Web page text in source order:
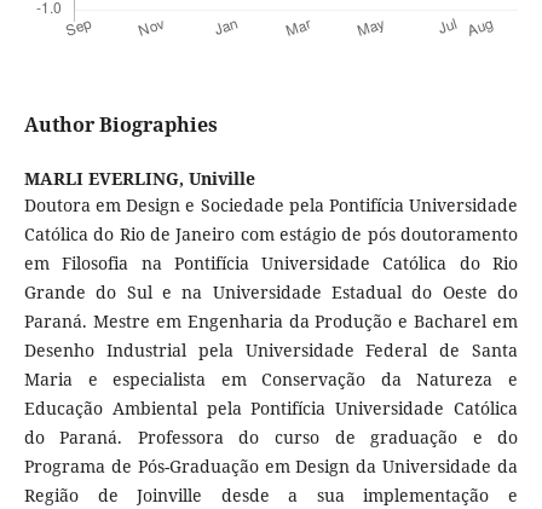
Author Biographies
MARLI EVERLING, Univille
Doutora em Design e Sociedade pela Pontifícia Universidade
Católica do Rio de Janeiro com estágio de pós doutoramento
em Filosofia na Pontifícia Universidade Católica do Rio
Grande do Sul e na Universidade Estadual do Oeste do
Paraná. Mestre em Engenharia da Produção e Bacharel em
Desenho Industrial pela Universidade Federal de Santa
Maria e especialista em Conservação da Natureza e
Educação Ambiental pela Pontifícia Universidade Católica
do Paraná. Professora do curso de graduação e do
Programa de Pós-Graduação em Design da Universidade da
Região de Joinville desde a sua implementação e